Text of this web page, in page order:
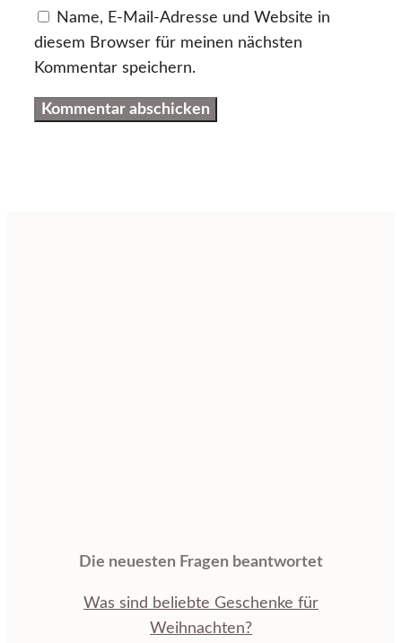
Name, E-Mail-Adresse und Website in
diesem Browser für meinen nächsten
Kommentar speichern.
Die neuesten Fragen beantwortet
Was sind beliebte Geschenke für
Weihnachten?